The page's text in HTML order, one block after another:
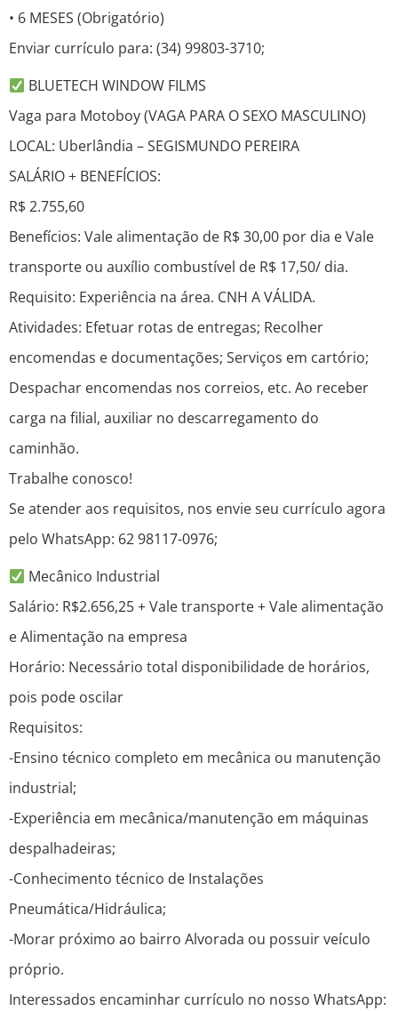
• 6 MESES (Obrigatório)
Enviar currículo para: (34) 99803-3710;
BLUETECH WINDOW FILMS
Vaga para Motoboy (VAGA PARA O SEXO MASCULINO)
LOCAL: Uberlândia – SEGISMUNDO PEREIRA
SALÁRIO + BENEFÍCIOS:
R$ 2.755,60
Benefícios: Vale alimentação de R$ 30,00 por dia e Vale
transporte ou auxílio combustível de R$ 17,50/ dia.
Requisito: Experiência na área. CNH A VÁLIDA.
Atividades: Efetuar rotas de entregas; Recolher
encomendas e documentações; Serviços em cartório;
Despachar encomendas nos correios, etc. Ao receber
carga na filial, auxiliar no descarregamento do
caminhão.
Trabalhe conosco!
Se atender aos requisitos, nos envie seu currículo agora
pelo WhatsApp: 62 98117-0976;
Mecânico Industrial
Salário: R$2.656,25 + Vale transporte + Vale alimentação
e Alimentação na empresa
Horário: Necessário total disponibilidade de horários,
pois pode oscilar
Requisitos:
-Ensino técnico completo em mecânica ou manutenção
industrial;
-Experiência em mecânica/manutenção em máquinas
despalhadeiras;
-Conhecimento técnico de Instalações
Pneumática/Hidráulica;
-Morar próximo ao bairro Alvorada ou possuir veículo
próprio.
Interessados encaminhar currículo no nosso WhatsApp: